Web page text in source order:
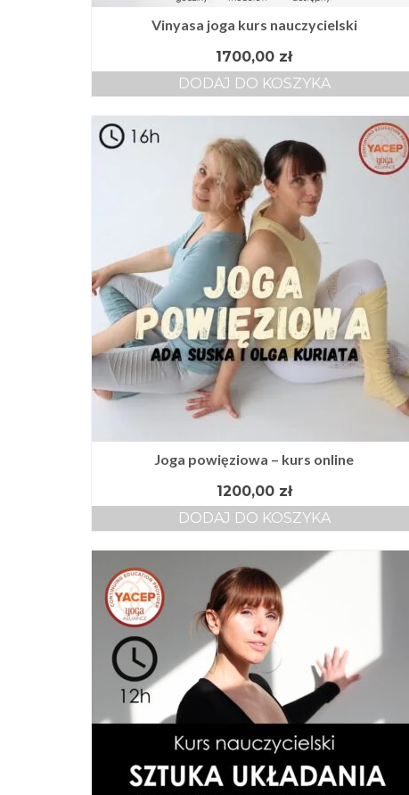
Vinyasa joga kurs nauczycielski
1700,00 zł
DODAJ DO KOSZYKA
Joga powięziowa – kurs online
1200,00 zł
DODAJ DO KOSZYKA